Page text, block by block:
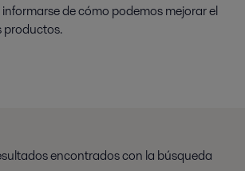
de cómo podemos mejorar el
productos.
encontrados con la búsqueda